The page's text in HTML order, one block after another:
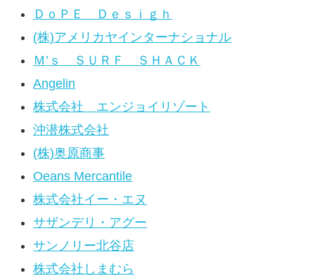
ＤｏＰＥ Ｄｅｓｉｇｈ
(株)アメリカヤインターナショナル
Ｍ’ｓ ＳＵＲＦ ＳＨＡＣＫ
Angelin
株式会社 エンジョイリゾート
沖潜株式会社
(株)奥原商事
Oeans Mercantile
株式会社イー・エヌ
サザンデリ・アグー
サンノリー北谷店
株式会社しまむら